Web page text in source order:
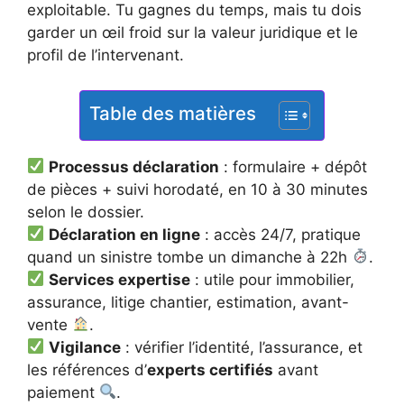
exploitable. Tu gagnes du temps, mais tu dois
garder un œil froid sur la valeur juridique et le
profil de l’intervenant.
Table des matières
Processus déclaration : formulaire + dépôt
de pièces + suivi horodaté, en 10 à 30 minutes
selon le dossier.
Déclaration en ligne : accès 24/7, pratique
quand un sinistre tombe un dimanche à 22h
.
Services expertise : utile pour immobilier,
assurance, litige chantier, estimation, avant-
vente
.
Vigilance : vérifier l’identité, l’assurance, et
les références d’experts certifiés avant
paiement
.